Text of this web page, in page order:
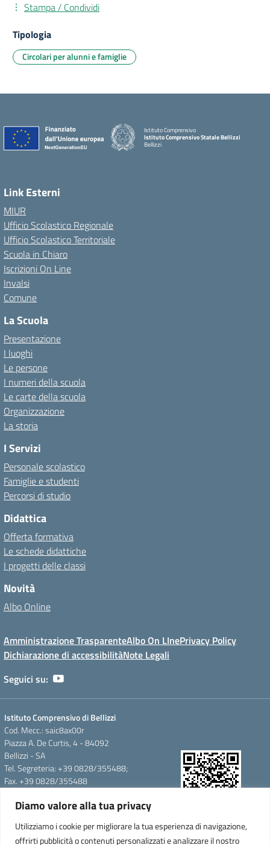
Diamo valore alla tua privacy
Utilizziamo i cookie per migliorare la tua esperienza di navigazione,
offrirti pubblicità o contenuti personalizzati e analizzare il nostro
Stampa / Condividi
Tipologia
Circolari per alunni e famiglie
Istituto Comprensivo
Istituto Comprensivo Statale Bellizzi
Bellizzi
Link Esterni
MIUR
Ufficio Scolastico Regionale
Ufficio Scolastico Territoriale
Scuola in Chiaro
Iscrizioni On Line
Invalsi
Comune
La Scuola
Presentazione
I luoghi
Le persone
I numeri della scuola
Le carte della scuola
Organizzazione
La storia
I Servizi
Personale scolastico
Famiglie e studenti
Percorsi di studio
Didattica
Offerta formativa
Le schede didattiche
I progetti delle classi
Novità
Albo Online
Amministrazione TrasparenteAlbo On LInePrivacy Policy
Dichiarazione di accessibilitàNote Legali
Seguici su:
Istituto Comprensivo di Bellizzi
Cod. Mecc.: saic8ax00r
Piazza A. De Curtis, 4 - 84092
Bellizzi - SA
Tel. Segreteria: +39 0828/355488;
Fax. +39 0828/355488
pec: saic8ax00r@pec.istruzione.it
Cod.Mecc.:saic8ax00r
WebApp